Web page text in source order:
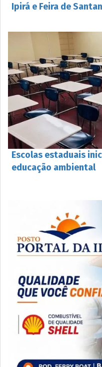
Ipirá e Feira de
Escolas estaduais
educação ambiental